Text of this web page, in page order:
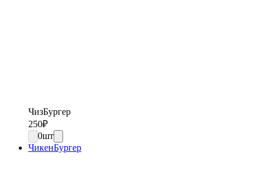
ЧизБургер
250₽
0шт
ЧикенБургер